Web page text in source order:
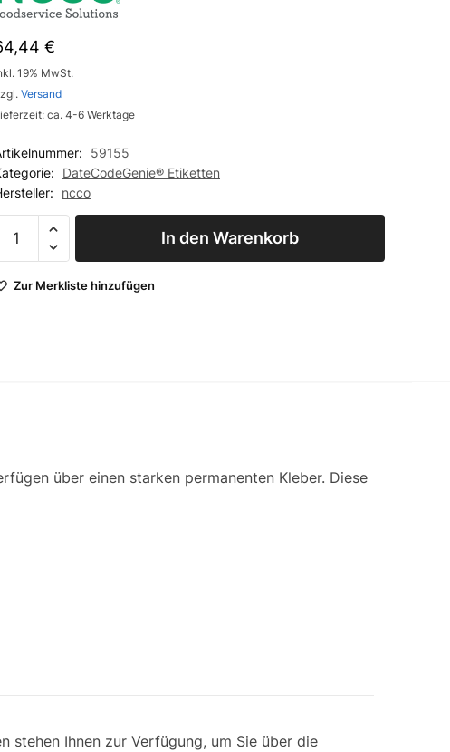
€
19% MwSt.
Versand
ca. 4-6 Werktage
59155
DateCodeGenie® Etiketten
ncco
KP22-2
In den Warenkorb
Zur Merkliste hinzufügen
über einen starken permanenten Kleber. Diese
stehen Ihnen zur Verfügung, um Sie über die